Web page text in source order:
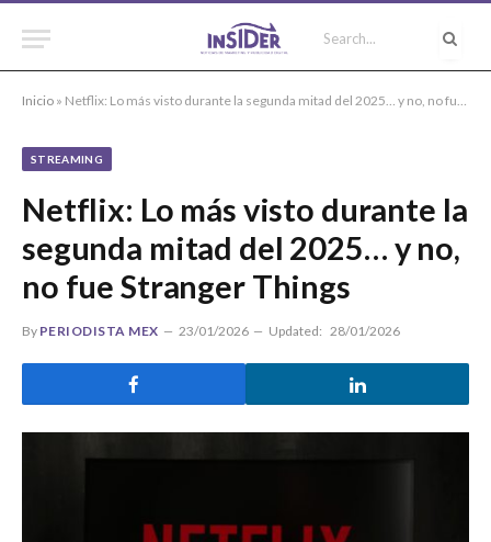
Inicio » Netflix: Lo más visto durante la segunda mitad del 2025… y no, no fue Stranger Things
STREAMING
Netflix: Lo más visto durante la
segunda mitad del 2025… y no,
no fue Stranger Things
By PERIODISTA MEX 23/01/2026 Updated: 28/01/2026